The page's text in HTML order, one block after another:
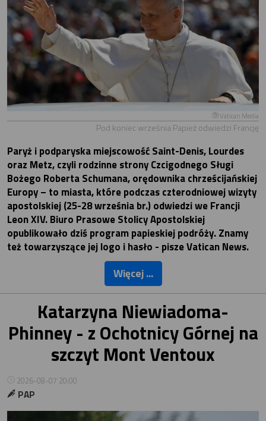
Vatican Media
Pod koniec września Papież odwiedzi Francję
Paryż i podparyska miejscowość Saint-Denis, Lourdes
oraz Metz, czyli rodzinne strony Czcigodnego Sługi
Bożego Roberta Schumana, orędownika chrześcijańskiej
Europy – to miasta, które podczas czterodniowej wizyty
apostolskiej (25-28 września br.) odwiedzi we Francji
Leon XIV. Biuro Prasowe Stolicy Apostolskiej
opublikowało dziś program papieskiej podróży. Znamy
też towarzyszące jej logo i hasło - pisze Vatican News.
Więcej ...
Katarzyna Niewiadoma-
Phinney - z Ochotnicy Górnej na
szczyt Mont Ventoux
2026-08-07 20:00
PAP